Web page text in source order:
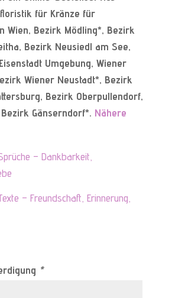
für Kränze für
Wien, Bezirk Mödling*, Bezirk
Bezirk Neusiedl am See,
Umgebung, Wiener
Wiener Neustadt*, Bezirk
Bezirk Oberpullendorf,
Gänserndorf*. Nähere
– Dankbarkeit,
– Freundschaft, Erinnerung,
*